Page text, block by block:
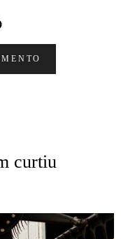
curtiu